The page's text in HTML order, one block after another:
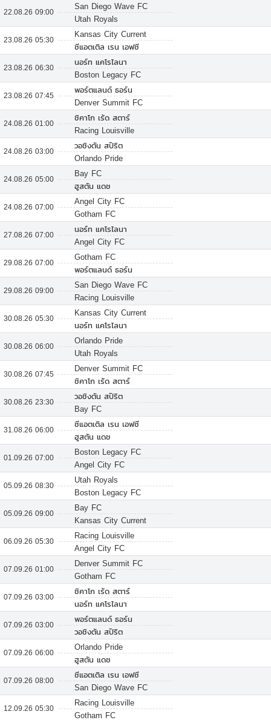
22.08.26 09:00
San Diego Wave FC
Utah Royals
23.08.26 05:30
Kansas City Current
ซีแอตเติล เรน เอฟซี
23.08.26 06:30
นอร์ท แคโรไลนา
Boston Legacy FC
23.08.26 07:45
พอร์ตแลนด์ ธอร์น
Denver Summit FC
24.08.26 01:00
ชิคาโก เร้ด สตาร์
Racing Louisville
24.08.26 03:00
วอชิงตัน สปิริต
Orlando Pride
24.08.26 05:00
Bay FC
ฮูสตัน แดช
24.08.26 07:00
Angel City FC
Gotham FC
27.08.26 07:00
นอร์ท แคโรไลนา
Angel City FC
29.08.26 07:00
Gotham FC
พอร์ตแลนด์ ธอร์น
29.08.26 09:00
San Diego Wave FC
Racing Louisville
30.08.26 05:30
Kansas City Current
นอร์ท แคโรไลนา
30.08.26 06:00
Orlando Pride
Utah Royals
30.08.26 07:45
Denver Summit FC
ชิคาโก เร้ด สตาร์
30.08.26 23:30
วอชิงตัน สปิริต
Bay FC
31.08.26 06:00
ซีแอตเติล เรน เอฟซี
ฮูสตัน แดช
01.09.26 07:00
Boston Legacy FC
Angel City FC
05.09.26 08:30
Utah Royals
Boston Legacy FC
05.09.26 09:00
Bay FC
Kansas City Current
06.09.26 05:30
Racing Louisville
Angel City FC
07.09.26 01:00
Denver Summit FC
Gotham FC
07.09.26 03:00
ชิคาโก เร้ด สตาร์
นอร์ท แคโรไลนา
07.09.26 03:00
พอร์ตแลนด์ ธอร์น
วอชิงตัน สปิริต
07.09.26 06:00
Orlando Pride
ฮูสตัน แดช
07.09.26 08:00
ซีแอตเติล เรน เอฟซี
San Diego Wave FC
12.09.26 05:30
Racing Louisville
Gotham FC